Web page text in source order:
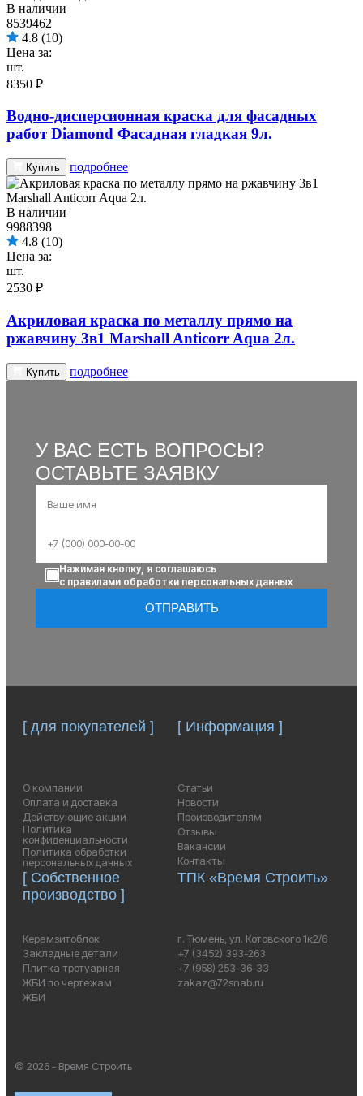
В наличии
8539462
4.8 (10)
Цена за:
шт.
8350 ₽
Водно-дисперсионная краска для фасадных
работ Diamond Фасадная гладкая 9л.
Купить подробнее
В наличии
9988398
4.8 (10)
Цена за:
шт.
2530 ₽
Акриловая краска по металлу прямо на
ржавчину 3в1 Marshall Anticorr Aqua 2л.
Купить подробнее
У ВАС ЕСТЬ ВОПРОСЫ?
ОСТАВЬТЕ ЗАЯВКУ
Нажимая кнопку, я соглашаюсь
с правилами обработки персональных данных
ОТПРАВИТЬ
[ для покупателей ]
О компании
Оплата и доставка
Действующие акции
Политика
конфиденциальности
Политика обработки
персональных данных
[ Собственное
производство ]
Керамзитоблок
Закладные детали
Плитка тротуарная
ЖБИ по чертежам
ЖБИ
[ Информация ]
Статьи
Новости
Производителям
Отзывы
Вакансии
Контакты
ТПК «Время Строить»
г. Тюмень, ул. Котовского 1к2/6
+7 (3452) 393-263
+7 (958) 253-36-33
zakaz@72snab.ru
© 2026 - Время Строить